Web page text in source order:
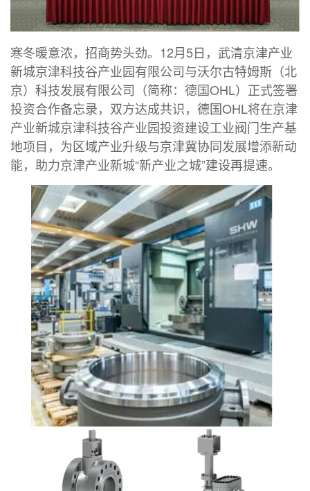
寒冬暖意浓，招商势头劲。12月5日，武清京津产业
新城京津科技谷产业园有限公司与沃尔古特姆斯（北
京）科技发展有限公司（简称：德国OHL）正式签署
投资合作备忘录，双方达成共识，德国OHL将在京津
产业新城京津科技谷产业园投资建设工业阀门生产基
地项目，为区域产业升级与京津冀协同发展增添新动
能，助力京津产业新城“新产业之城”建设再提速。